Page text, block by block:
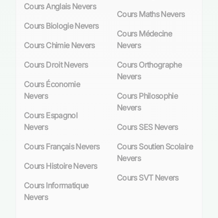
l’esprit critique et la rigueur analytique. À
Nevers, cette matière occupe une place
prépondérante dès le cycle 4 du collège. Elle
devient un pilier pour ceux qui aspirent à
lycée où elle sert de tremplin vers des études
supérieures pointues. L’enseignement de la
physique-chimie permet aux élèves d’aborder
avec confiance les défis techniques et
environnementaux de notre société en
perpétuelle évolution.
Comprendre la mécanique céleste ou les
principes de thermodynamique n’est plus
réservé aux futurs scientifiques ; chaque élève
peut y trouver son compte grâce à descours
particuliers adaptés. Ces derniers sont
essentiels pour combler les lacunes ou
Cours Anglais Nevers
Cours Biologie Nevers
Cours Chimie Nevers
Cours Droit Nevers
Cours Économie
Nevers
Cours Espagnol
Nevers
Cours Français Nevers
Cours Histoire Nevers
Cours Informatique
Nevers
Cours Maths Nevers
Cours Médecine
Nevers
Cours Orthographe
Nevers
Cours Philosophie
Nevers
Cours SES Nevers
Cours Soutien Scolaire
Nevers
Cours SVT Nevers